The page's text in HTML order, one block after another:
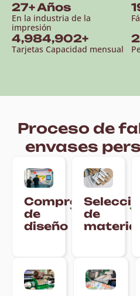
En la industria de la
impresión
28+ Años
Tarjetas Capacidad mensual
5,000,000+
Proceso de
envases
Comprobación
de
diseño
de